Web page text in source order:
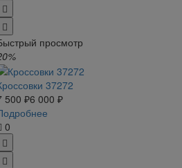
просмотр
37272
500 ₽6 000 ₽
0